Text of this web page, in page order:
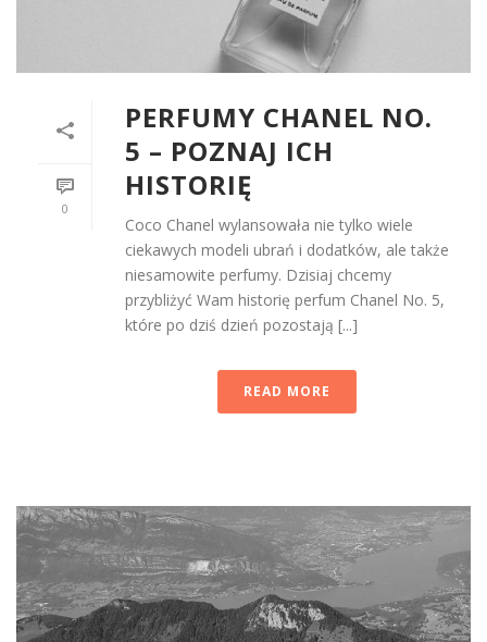
0
PERFUMY CHANEL NO.
5 – POZNAJ ICH
HISTORIĘ
Coco Chanel wylansowała nie tylko wiele
ciekawych modeli ubrań i dodatków, ale także
niesamowite perfumy. Dzisiaj chcemy
przybliżyć Wam historię perfum Chanel No. 5,
które po dziś dzień pozostają [...]
READ MORE